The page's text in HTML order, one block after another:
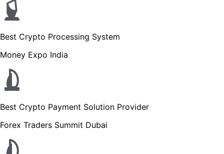
Best Crypto Processing System
Money Expo India
Best Crypto Payment Solution Provider
Forex Traders Summit Dubai